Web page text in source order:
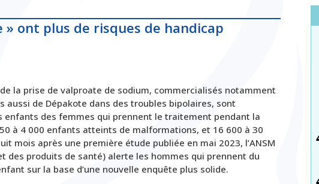
ont plus de risques de handicap
la prise de valproate de sodium, commercialisés notamment
aussi de Dépakote dans des troubles bipolaires, sont
enfants des femmes qui prennent le traitement pendant la
à 4 000 enfants atteints de malformations, et 16 600 à 30
mois après une première étude publiée en mai 2023, l’ANSM
des produits de santé) alerte les hommes qui prennent du
sur la base d’une nouvelle enquête plus solide.